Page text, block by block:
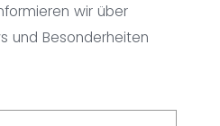
wir über
und Besonderheiten